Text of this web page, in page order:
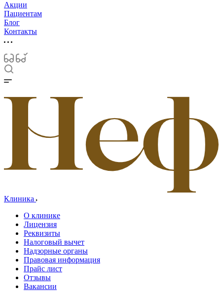
Акции
Пациентам
Блог
Контакты
Клиника
О клинике
Лицензия
Реквизиты
Налоговый вычет
Надзорные органы
Правовая информация
Прайс лист
Отзывы
Вакансии